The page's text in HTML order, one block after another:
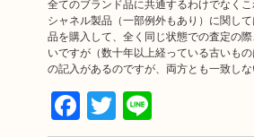
全てのブランド品に共通するわけでなく
シャネル製品（一部例外もあり）に関し
品を購入して、全く同じ状態での査定の
いですが（数十年以上経っている古いも
の記入があるのですが、両方とも一致し
Facebook
Twitter
Line